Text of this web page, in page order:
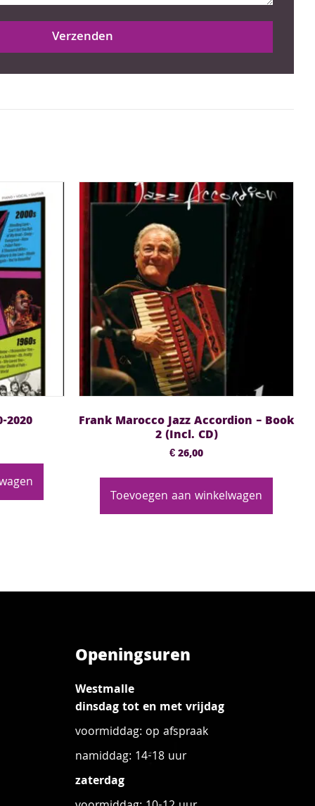
Verzenden
2020 Frank Marocco Jazz Accordion – Book
2 (Incl. CD)
€26,00
Toevoegen aan winkelwagen
Openingsuren
Westmalle
dinsdag tot en met vrijdag
voormiddag: op afspraak
namiddag: 14-18 uur
zaterdag